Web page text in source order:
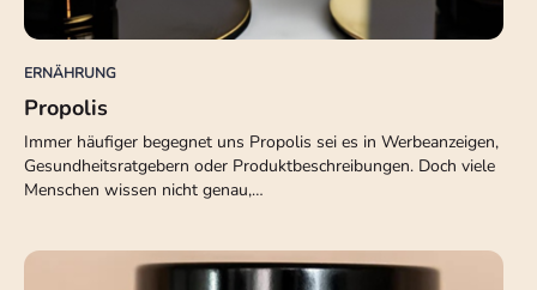
ERNÄHRUNG
Propolis
Immer häufiger begegnet uns Propolis sei es in Werbeanzeigen,
Gesundheitsratgebern oder Produktbeschreibungen. Doch viele
Menschen wissen nicht genau,…